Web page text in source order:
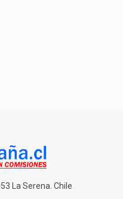
La Serena. Chile